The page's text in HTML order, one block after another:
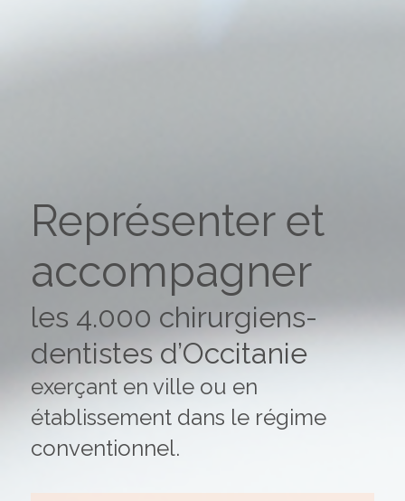
Représenter et
accompagner
les 4.000 chirurgiens-
dentistes d’Occitanie
exerçant en ville ou en
établissement dans le régime
conventionnel.